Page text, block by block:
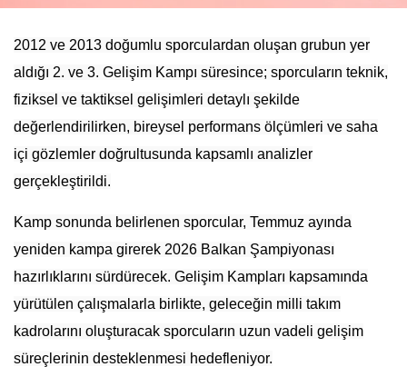
2012 ve 2013 doğumlu sporculardan oluşan grubun yer
aldığı 2. ve 3. Gelişim Kampı süresince; sporcuların teknik,
fiziksel ve taktiksel gelişimleri detaylı şekilde
değerlendirilirken, bireysel performans ölçümleri ve saha
içi gözlemler doğrultusunda kapsamlı analizler
gerçekleştirildi.
Kamp sonunda belirlenen sporcular, Temmuz ayında
yeniden kampa girerek 2026 Balkan Şampiyonası
hazırlıklarını sürdürecek. Gelişim Kampları kapsamında
yürütülen çalışmalarla birlikte, geleceğin milli takım
kadrolarını oluşturacak sporcuların uzun vadeli gelişim
süreçlerinin desteklenmesi hedefleniyor.